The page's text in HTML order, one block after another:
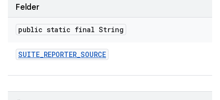
Felder
public static final String
SUITE_REPORTER_SOURCE